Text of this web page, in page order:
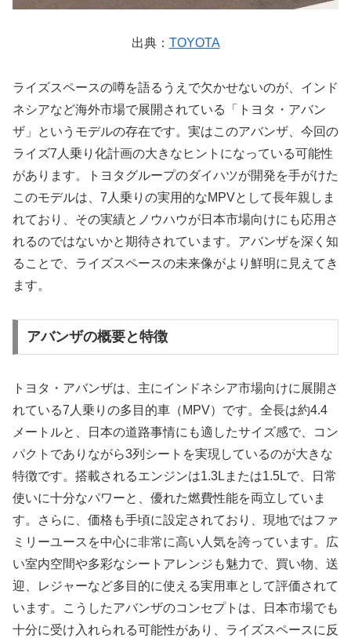
出典： TOYOTA
ライズスペースの噂を語るうえで欠かせないのが、インド
ネシアなど海外市場で展開されている「トヨタ・アバン
ザ」というモデルの存在です。実はこのアバンザ、今回の
ライズ7人乗り化計画の大きなヒントになっている可能性
があります。トヨタグループのダイハツが開発を手がけた
このモデルは、7人乗りの実用的なMPVとして長年親しま
れており、その実績とノウハウが日本市場向けにも応用さ
れるのではないかと期待されています。アバンザを深く知
ることで、ライズスペースの未来像がより鮮明に見えてき
ます。
アバンザの概要と特徴
トヨタ・アバンザは、主にインドネシア市場向けに展開さ
れている7人乗りの多目的車（MPV）です。全長は約4.4
メートルと、日本の道路事情にも適したサイズ感で、コン
パクトでありながら3列シートを実現しているのが大きな
特徴です。搭載されるエンジンは1.3Lまたは1.5Lで、日常
使いに十分なパワーと、優れた燃費性能を両立していま
す。さらに、価格も手頃に設定されており、現地ではファ
ミリーユースを中心に非常に高い人気を誇っています。広
い室内空間や多彩なシートアレンジも魅力で、買い物、送
迎、レジャーなど多目的に使える実用車として評価されて
います。こうしたアバンザのコンセプトは、日本市場でも
十分に受け入れられる可能性があり、ライズスペースに反